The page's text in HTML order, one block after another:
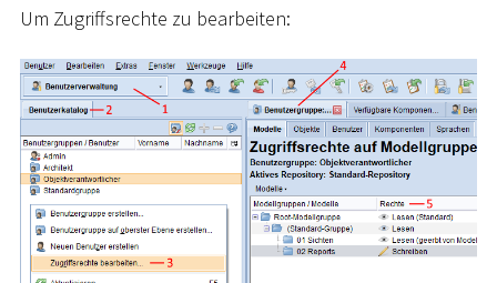
Um Zugriffsrechte zu bearbeiten: